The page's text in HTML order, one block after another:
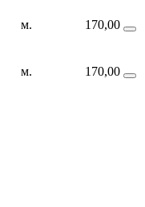
м. 170,00
м. 170,00